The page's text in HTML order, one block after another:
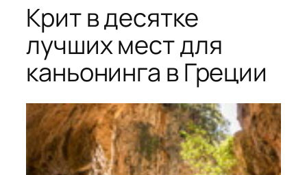
Крит в десятке
лучших мест для
каньонинга в Греции